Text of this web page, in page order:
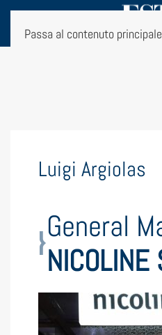
Passa al contenuto principale
Luigi Argiolas
General
NICOLINE